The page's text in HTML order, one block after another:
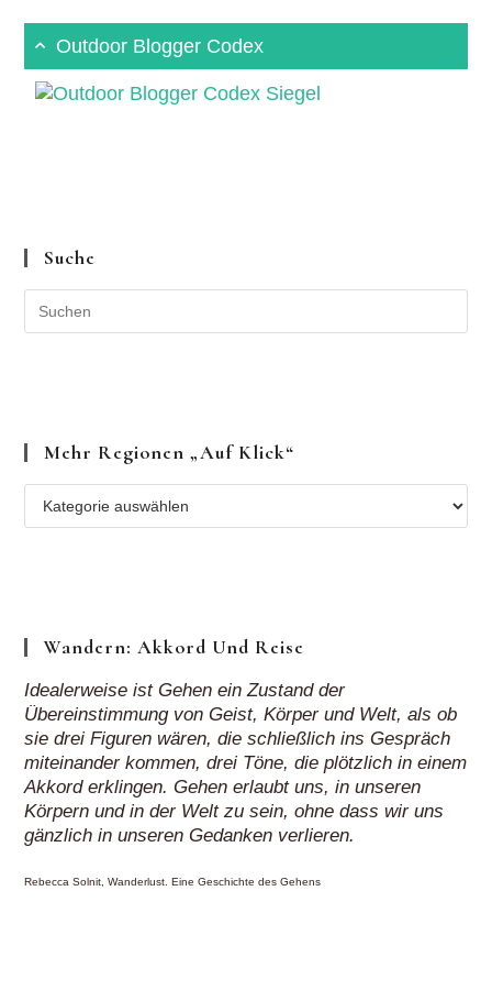
Outdoor Blogger Codex
Suche
Mehr Regionen „auf Klick“
Regionen
Wandern: Akkord Und Reise
Idealerweise ist Gehen ein Zustand der
Übereinstimmung von Geist, Körper und Welt, als ob
sie drei Figuren wären, die schließlich ins Gespräch
miteinander kommen, drei Töne, die plötzlich in einem
Akkord erklingen. Gehen erlaubt uns, in unseren
Körpern und in der Welt zu sein, ohne dass wir uns
gänzlich in unseren Gedanken verlieren.
Rebecca Solnit, Wanderlust. Eine Geschichte des Gehens